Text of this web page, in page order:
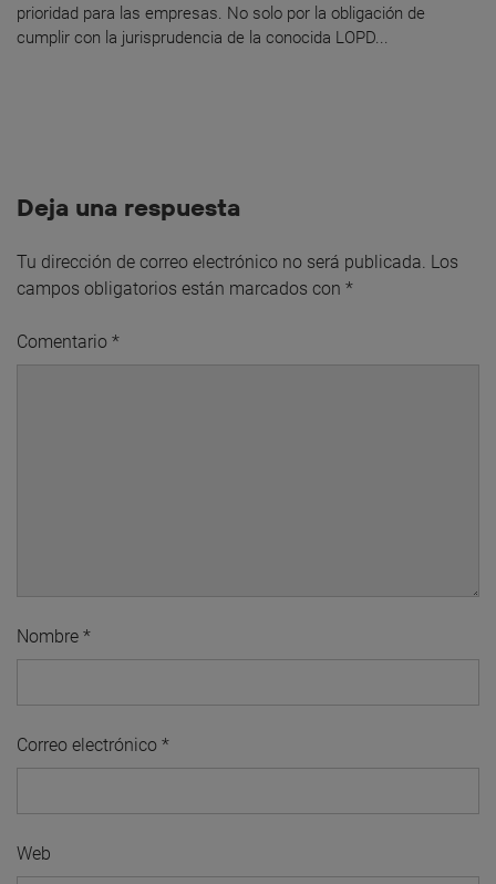
prioridad para las empresas. No solo por la obligación de
cumplir con la jurisprudencia de la conocida LOPD...
Deja una respuesta
Tu dirección de correo electrónico no será publicada. Los
campos obligatorios están marcados con *
Comentario *
Nombre *
Correo electrónico *
Web